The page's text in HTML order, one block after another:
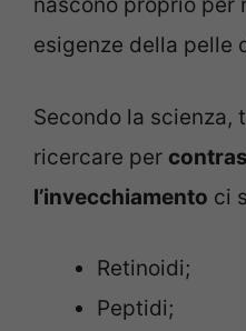
nascono proprio per
esigenze della pelle
Secondo la scienza,
ricercare per
l’invecchiamento ci
Retinoidi;
Peptidi;